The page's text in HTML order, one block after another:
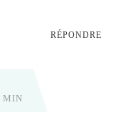
RÉPONDRE
MIN